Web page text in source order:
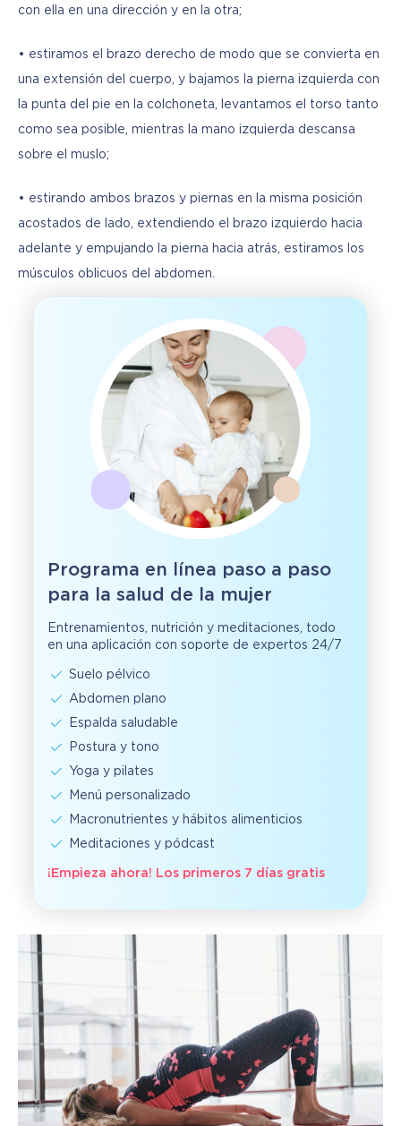
con ella en una dirección y en la otra;
• estiramos el brazo derecho de modo que se convierta en
una extensión del cuerpo, y bajamos la pierna izquierda con
la punta del pie en la colchoneta, levantamos el torso tanto
como sea posible, mientras la mano izquierda descansa
sobre el muslo;
• estirando ambos brazos y piernas en la misma posición
acostados de lado, extendiendo el brazo izquierdo hacia
adelante y empujando la pierna hacia atrás, estiramos los
músculos oblicuos del abdomen.
Programa en línea paso a paso
para la salud de la mujer
Entrenamientos, nutrición y meditaciones, todo
en una aplicación con soporte de expertos 24/7
Suelo pélvico
Abdomen plano
Espalda saludable
Postura y tono
Yoga y pilates
Menú personalizado
Macronutrientes y hábitos alimenticios
Meditaciones y pódcast
¡Empieza ahora! Los primeros 7 días gratis